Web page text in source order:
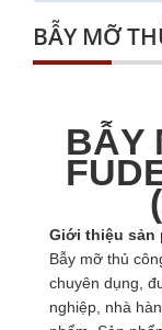
BẪY MỠ
BẪY
Giới thiệu sản
Bẫy mỡ thủ
chuyên dụng,
nghiệp, nhà